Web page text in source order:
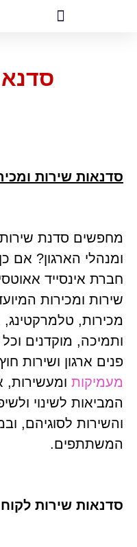
סדנאות שירות
מחפשים סדנת שירות
ומנהלי הארגון? אם
חברת אינסייד
שירות ומכירות
מכירות, טלמרקטינג,
ותמיכה, מוקדנים
פנים ארגון ושירות
מעמיקות ומעשירות,
המביאות לשינוי
והשירות לסוגיהם,
המשתתפים.
סדנאות שירות